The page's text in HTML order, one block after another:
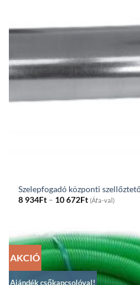
Szelepfogadó központi
8 934Ft – 10 672FtPrice
range:
through
10
672Ft
(Áfa-val)
AKCIÓ
Ajándék csőkapcsolóval!